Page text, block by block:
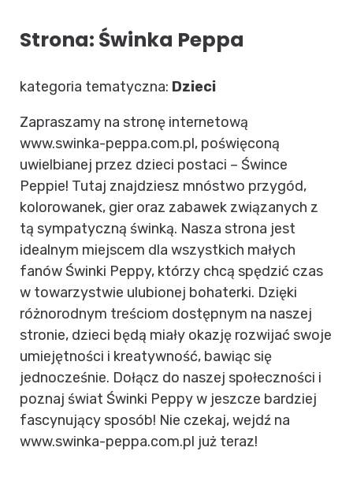
Strona: Świnka Peppa
kategoria tematyczna: Dzieci
Zapraszamy na stronę internetową
www.swinka-peppa.com.pl, poświęconą
uwielbianej przez dzieci postaci – Śwince
Peppie! Tutaj znajdziesz mnóstwo przygód,
kolorowanek, gier oraz zabawek związanych z
tą sympatyczną świnką. Nasza strona jest
idealnym miejscem dla wszystkich małych
fanów Świnki Peppy, którzy chcą spędzić czas
w towarzystwie ulubionej bohaterki. Dzięki
różnorodnym treściom dostępnym na naszej
stronie, dzieci będą miały okazję rozwijać swoje
umiejętności i kreatywność, bawiąc się
jednocześnie. Dołącz do naszej społeczności i
poznaj świat Świnki Peppy w jeszcze bardziej
fascynujący sposób! Nie czekaj, wejdź na
www.swinka-peppa.com.pl już teraz!